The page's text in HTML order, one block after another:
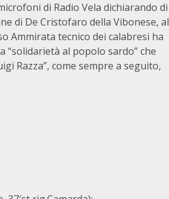
di Radio Vela dichiarando di
di De Cristofaro della Vibonese, al
Ammirata tecnico dei calabresi ha
“solidarietà al popolo sardo” che
Razza”, come sempre a seguito,